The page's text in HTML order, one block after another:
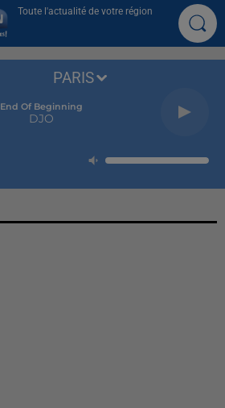
Toute l'actualité de votre région
End Of Beginning
DJO
PARIS